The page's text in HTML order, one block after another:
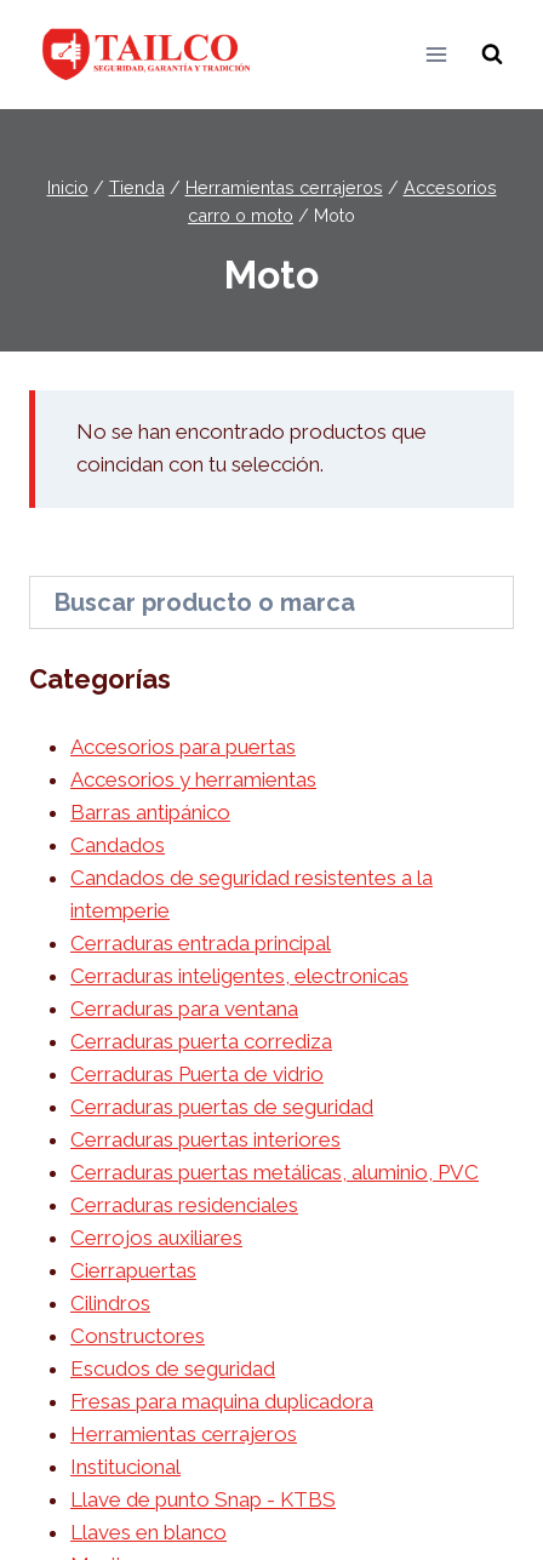
contenido
Inicio / Tienda / Herramientas cerrajeros / Accesorios
carro o moto / Moto
Moto
No se han encontrado productos que
coincidan con tu selección.
Categorías
Accesorios para puertas
Accesorios y herramientas
Barras antipánico
Candados
Candados de seguridad resistentes a la
intemperie
Cerraduras entrada principal
Cerraduras inteligentes, electronicas
Cerraduras para ventana
Cerraduras puerta corrediza
Cerraduras Puerta de vidrio
Cerraduras puertas de seguridad
Cerraduras puertas interiores
Cerraduras puertas metálicas, aluminio, PVC
Cerraduras residenciales
Cerrojos auxiliares
Cierrapuertas
Cilindros
Constructores
Escudos de seguridad
Fresas para maquina duplicadora
Herramientas cerrajeros
Institucional
Llave de punto Snap - KTBS
Llaves en blanco